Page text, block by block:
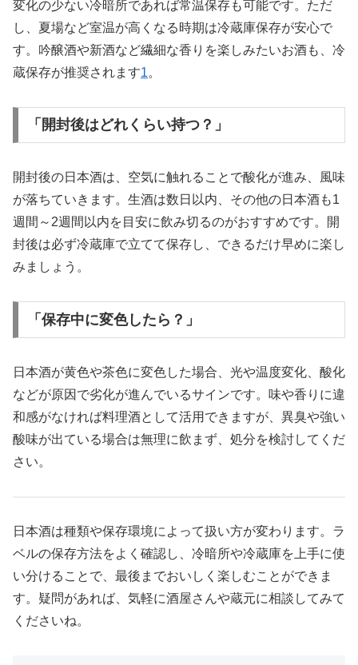
変化の少ない冷暗所であれば常温保存も可能です。ただ
し、夏場など室温が高くなる時期は冷蔵庫保存が安心で
す。吟醸酒や新酒など繊細な香りを楽しみたいお酒も、冷
蔵保存が推奨されます1。
「開封後はどれくらい持つ？」
開封後の日本酒は、空気に触れることで酸化が進み、風味
が落ちていきます。生酒は数日以内、その他の日本酒も1
週間～2週間以内を目安に飲み切るのがおすすめです。開
封後は必ず冷蔵庫で立てて保存し、できるだけ早めに楽し
みましょう。
「保存中に変色したら？」
日本酒が黄色や茶色に変色した場合、光や温度変化、酸化
などが原因で劣化が進んでいるサインです。味や香りに違
和感がなければ料理酒として活用できますが、異臭や強い
酸味が出ている場合は無理に飲まず、処分を検討してくだ
さい。
日本酒は種類や保存環境によって扱い方が変わります。ラ
ベルの保存方法をよく確認し、冷暗所や冷蔵庫を上手に使
い分けることで、最後までおいしく楽しむことができま
す。疑問があれば、気軽に酒屋さんや蔵元に相談してみて
くださいね。